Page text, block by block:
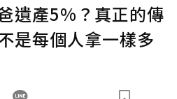
遺產5%？真正的傳
是每個人拿一樣多